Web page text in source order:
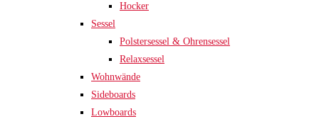
Hocker
Sessel
Polstersessel & Ohrensessel
Relaxsessel
Wohnwände
Sideboards
Lowboards